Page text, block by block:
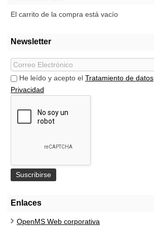
El carrito de la compra está vacío
Newsletter
He leído y acepto el Tratamiento de datos
Privacidad
Enlaces
OpenMS Web corporativa